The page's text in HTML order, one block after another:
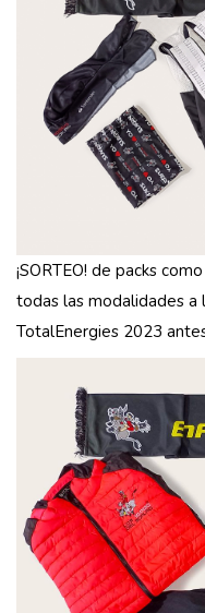
¡SORTEO! de packs
todas las modalidades
TotalEnergies 2023